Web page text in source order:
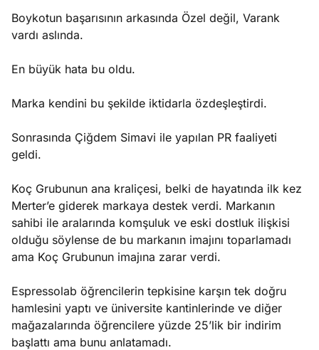
Boykotun başarısının arkasında Özel değil, Varank
vardı aslında.
En büyük hata bu oldu.
Marka kendini bu şekilde iktidarla özdeşleştirdi.
Sonrasında Çiğdem Simavi ile yapılan PR faaliyeti
geldi.
Koç Grubunun ana kraliçesi, belki de hayatında ilk kez
Merter’e giderek markaya destek verdi. Markanın
sahibi ile aralarında komşuluk ve eski dostluk ilişkisi
olduğu söylense de bu markanın imajını toparlamadı
ama Koç Grubunun imajına zarar verdi.
Espressolab öğrencilerin tepkisine karşın tek doğru
hamlesini yaptı ve üniversite kantinlerinde ve diğer
mağazalarında öğrencilere yüzde 25’lik bir indirim
başlattı ama bunu anlatamadı.